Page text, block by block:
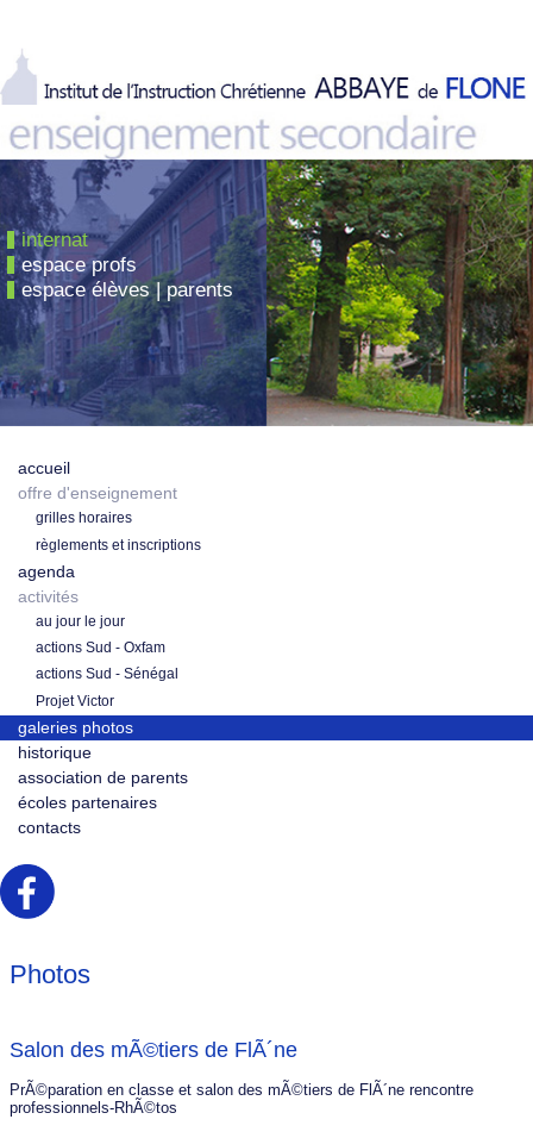
internat
espace profs
espace élèves | parents
accueil
offre d'enseignement
grilles horaires
règlements et inscriptions
agenda
activités
au jour le jour
actions Sud - Oxfam
actions Sud - Sénégal
Projet Victor
galeries photos
historique
association de parents
écoles partenaires
contacts
Photos
Salon des mÃ©tiers de FlÃ´ne
PrÃ©paration en classe et salon des mÃ©tiers de FlÃ´ne rencontre
professionnels-RhÃ©tos